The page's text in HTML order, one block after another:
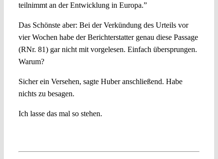
teilnimmt an der Entwicklung in Europa.”
Das Schönste aber: Bei der Verkündung des Urteils vor
vier Wochen habe der Berichterstatter genau diese Passage
(RNr. 81) gar nicht mit vorgelesen. Einfach übersprungen.
Warum?
Sicher ein Versehen, sagte Huber anschließend. Habe
nichts zu besagen.
Ich lasse das mal so stehen.